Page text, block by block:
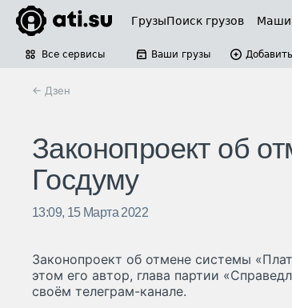
ГрузыПоиск грузов
Все сервисы Ваши грузы
← Дзен
Законопроект об
Госдуму
13:09, 15 Марта 2022
Законопроект об отмене системы
этом его автор, глава партии
своём телеграм-канале.